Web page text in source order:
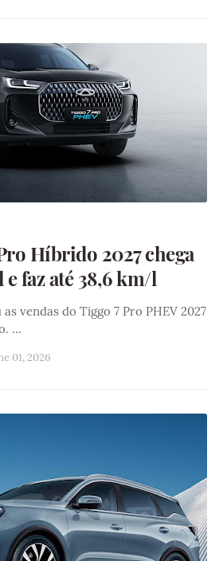
Híbrido 2027 chega
faz até 38,6 km/l
vendas do Tiggo 7 Pro PHEV 2027
…
01, 2026